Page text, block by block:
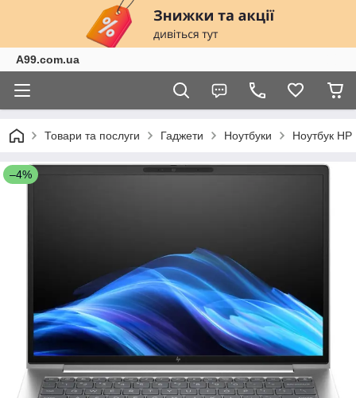
A99.com.ua
Товари та послуги Гаджети Ноутбуки Ноутбук
–4%